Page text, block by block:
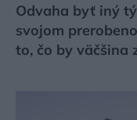
Odvaha byť iný
svojom
to, čo by väčšina